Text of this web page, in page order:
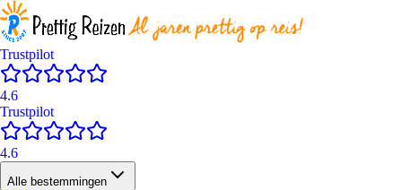
Trustpilot
4.6
Trustpilot
4.6
Alle bestemmingen